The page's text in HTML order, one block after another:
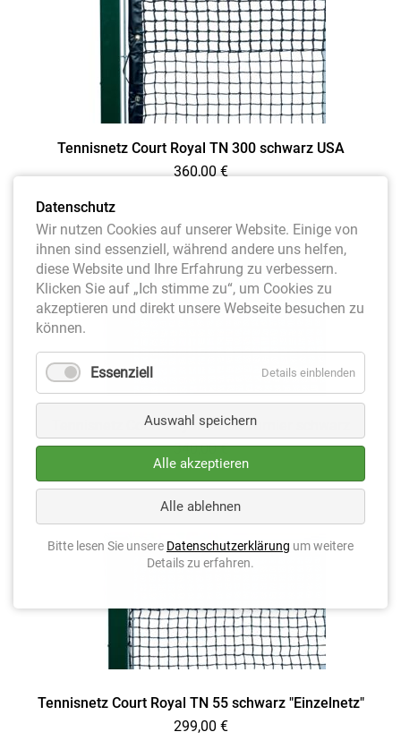
Tennisnetz Court Royal TN 300 schwarz USA
360,00€
Tennisnetz Court Royal TN 50 Turnier schwarz
340,00€
Tennisnetz Court Royal TN 55 schwarz "Einzelnetz"
299,00 €
Datenschutz
Wir nutzen Cookies auf unserer Website. Einige von
ihnen sind essenziell, während andere uns helfen,
diese Website und Ihre Erfahrung zu verbessern.
Klicken Sie auf „Ich stimme zu“, um Cookies zu
akzeptieren und direkt unsere Webseite besuchen zu
können.
Essenziell Details einblenden
Auswahl speichern
Alle akzeptieren
Alle ablehnen
Bitte lesen Sie unsere Datenschutzerklärung um weitere
Details zu erfahren.